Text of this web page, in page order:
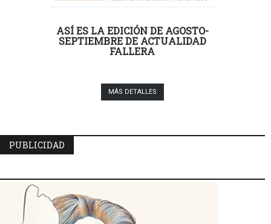
ASÍ ES LA EDICIÓN DE AGOSTO-
SEPTIEMBRE DE ACTUALIDAD
FALLERA
MÁS DETALLES
PUBLICIDAD